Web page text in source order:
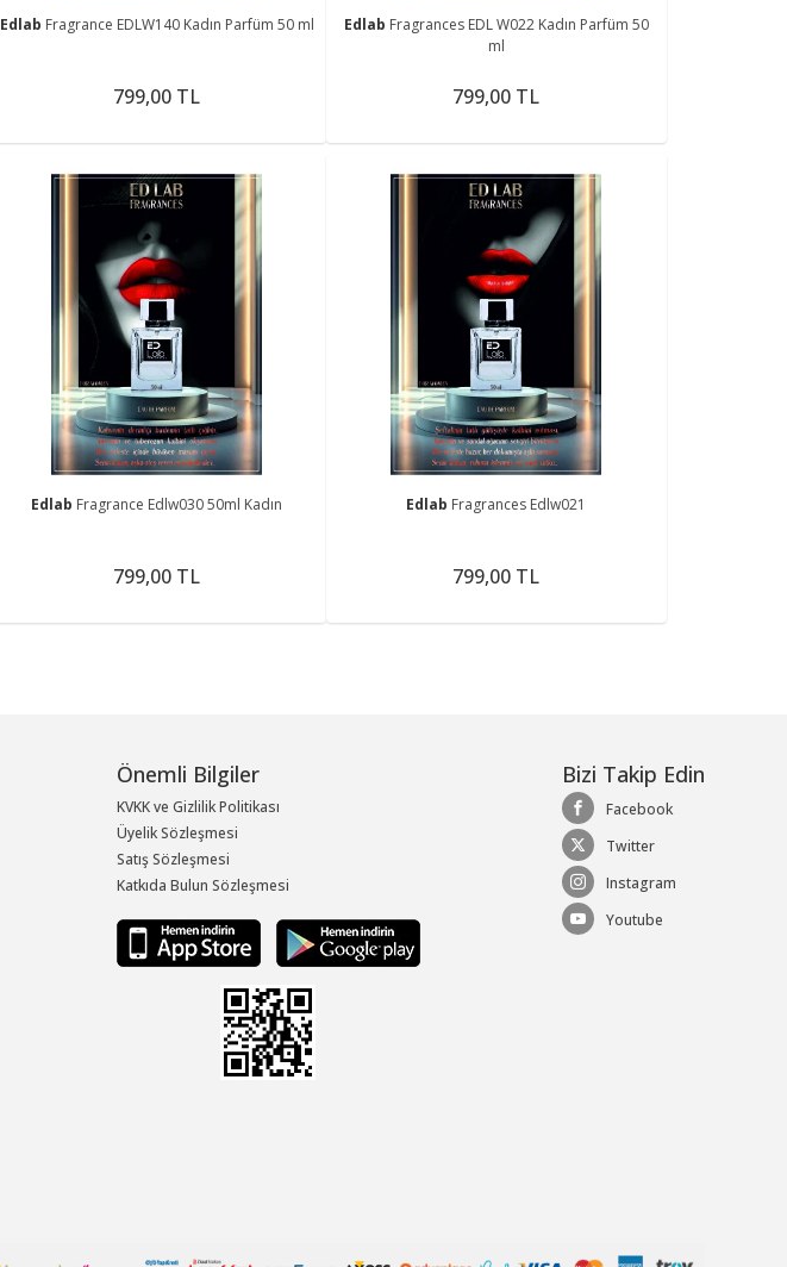
Edlab Fragrance EDLW140 Kadın Parfüm 50 ml
799,00 TL
Edlab Fragrances EDL W022 Kadın Parfüm 50
ml
799,00 TL
Edlab Fragrance Edlw030 50ml Kadın
799,00 TL
Edlab Fragrances Edlw021
799,00 TL
Önemli Bilgiler
KVKK ve Gizlilik Politikası
Üyelik Sözleşmesi
Satış Sözleşmesi
Katkıda Bulun Sözleşmesi
Bizi Takip Edin
Facebook
Twitter
Instagram
Youtube